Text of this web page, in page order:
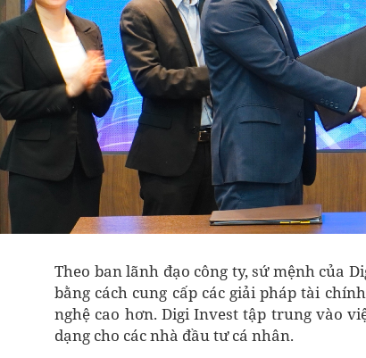
Theo ban lãnh đạo công ty, sứ mệnh của
bằng cách cung cấp các giải pháp tài
nghệ cao hơn. Digi Invest tập trung vào
dạng cho các nhà đầu tư cá nhân.